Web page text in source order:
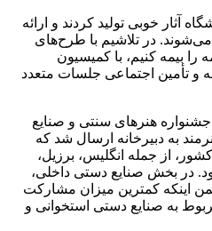
آثار خوبی تولید کردند و ارائه
می‌شوند. در تلاشیم با طرح‌های
را بیمه کنیم، با کمیسیون
و تأمین اجتماعی جلسات متعدد
هنرهای سنتی و صنایع
فجر ۷۴۹۷ اثر از ۴۳۷۸ هنرمند به دبیرخانه ارسال شد که
تعداد آثار خارجی ۱۹۸ اثر از ۲۰ کشور، از جمله انگلیس، برزیل،
در بخش صنایع دستی داخلی،
اینکه کمترین میزان مشارکت
به صنایع دستی استخوانی و